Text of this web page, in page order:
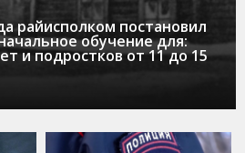
райисполком постановил
обучение для:
и подростков от 11 до 15